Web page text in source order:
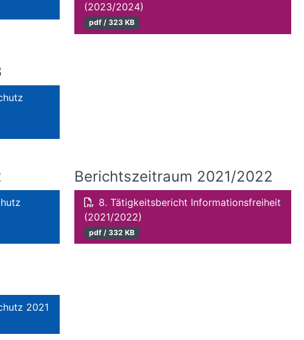
(2023/2024)
pdf / 323 KB
Berichtszeitraum 2021/2022
8. Tätigkeitsbericht Informationsfreiheit
(2021/2022)
pdf / 332 KB
2021